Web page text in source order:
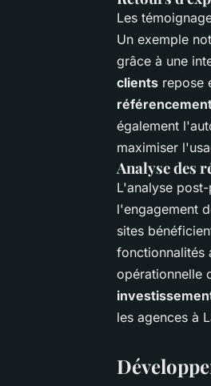
Les
Un exemple
grâce à une
clients repose
également
maximiser
Analyse des
L'analyse
l'engagement
sites
fonctionnalités
opérationnelle
les agences à